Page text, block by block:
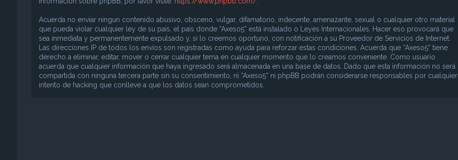
Acuerda no enviar ningun contenido abusivo, obsceno, vulgar, difamatorio, indecente, amenazante, sexual o cualquier otro material
que pueda violar cualquier ley de su país, el país donde “Axeso5” está instalado o Leyes Internacionales. Hacer eso provocará que
sea inmediata y permanentemente expulsado y, si lo creemos oportuno, con notificación a su Proveedor de Servicios de Internet.
Las direcciones IP de todos los envíos son registradas como ayuda para reforzar estas condiciones. Acuerda que “Axeso5” tiene
derecho a eliminar, editar, mover o cerrar cualquier tema en cualquier momento que lo creamos conveniente. Como usuario
acuerda que cualquier información que haya ingresado será almacenada en una base de datos. Dado que esta información no será
compartida con ninguna tercera parte sin su consentimiento, ni “Axeso5” ni phpBB podrán considerarse responsables por cualquier
intento de hacking que conlleve a que los datos sean comprometidos.